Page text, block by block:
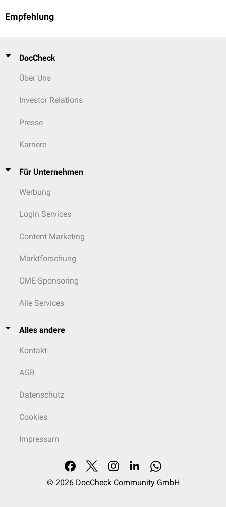
Empfehlung
DocCheck
Über Uns
Investor Relations
Presse
Karriere
Für Unternehmen
Werbung
Login Services
Content Marketing
Marktforschung
CME-Sponsoring
Alle Services
Alles andere
Kontakt
AGB
Datenschutz
Cookies
Impressum
© 2026 DocCheck Community GmbH